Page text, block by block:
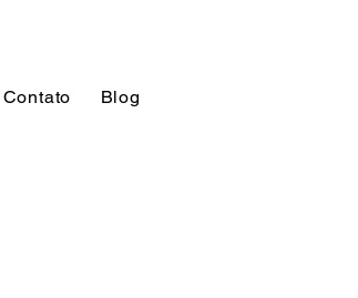
Contato Blog